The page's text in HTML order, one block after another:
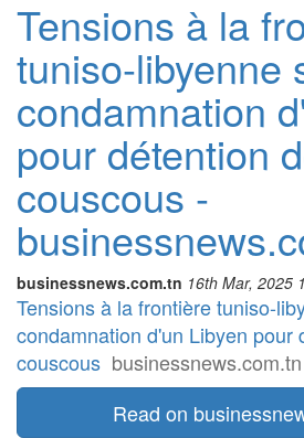
Tensions à la
tuniso-libyenne
condamnation
pour détention
couscous -
businessnews.com.tn 16th Mar, 2025
Tensions à la frontière tuniso-
condamnation d'un Libyen pour
couscous businessnews.com.tn
Read on